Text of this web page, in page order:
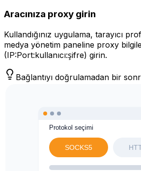
Aracınıza proxy girin
Kullandığınız uygulama, tarayıcı
medya yönetim paneline proxy
(IP:Port:kullanıcı:şifre) girin.
Bağlantıyı doğrulamadan bir